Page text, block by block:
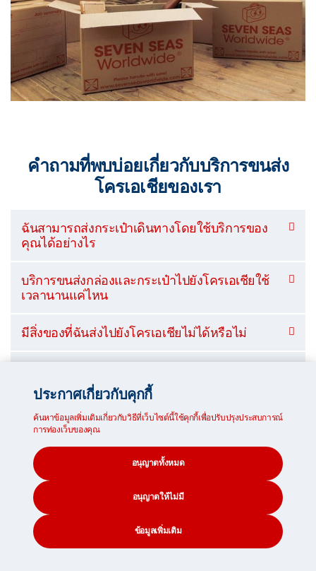
คำถามที่พบบ่อยเกี่ยวกับบริการขนส่ง
โครเอเชียของเรา
ฉันสามารถส่งกระเป๋าเดินทางโดยใช้บริการของ
คุณได้อย่างไร
บริการขนส่งกล่องและกระเป๋าไปยังโครเอเชียใช้
เวลานานแค่ไหน
มีสิ่งของที่ฉันส่งไปยังโครเอเชียไม่ได้หรือไม่
กระเป๋าพัสดุไปโครเอเชียหรือไม่
คุณมีบริการขนส่งกระเป๋าเดินทางราคาถูกหรือ
ไม่
ฉันสามารถแนะนำเส้นทางจัดส่งพัสดุเส้นอื่นได้
หรือไม่
ประกาศเกี่ยวกับคุกกี้
ค้นหาข้อมูลเพิ่มเติมเกี่ยวกับวิธีที่เว็บไซต์นี้ใช้คุกกี้เพื่อปรับปรุงประสบการณ์
การท่องเว็บของคุณ
อนุญาตทั้งหมด
อนุญาตให้ไม่มี
ข้อมูลเพิ่มเติม